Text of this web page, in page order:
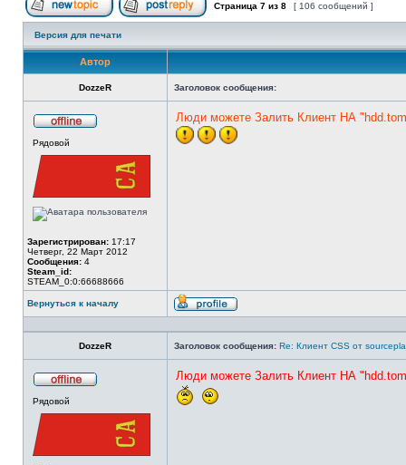
Начать новую тему Ответить на тему
Страница 7 из 8 [ 106 сообщений ]
Версия для печати
Автор
DozzeR Заголовок сообщения:
сети
Рядовой
Зарегистрирован: 17:17
Четверг, 22 Март 2012
Сообщения: 4
Steam_id:
STEAM_0:0:66688666
Люди можете Залить Клиент НА
Вернуться к началу
Профиль
DozzeR Заголовок сообщения: Re: Клиент CSS от
сети
Рядовой
Люди можете Залить Клиент НА